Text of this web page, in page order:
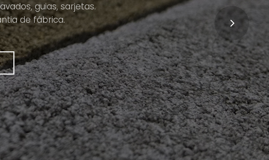
guias, sarjetas.
de fábrica.